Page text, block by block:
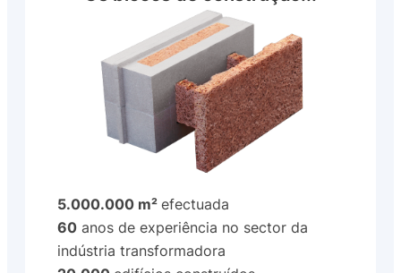
5.000.000 m²efectuada
60 anos de experiência no sector da
indústria transformadora